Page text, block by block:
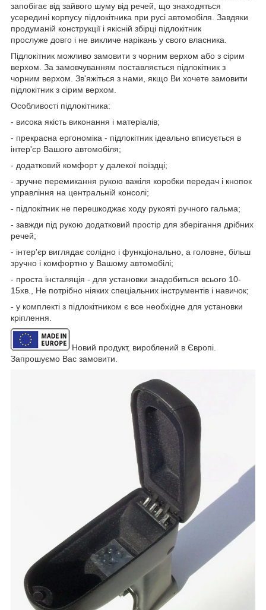
запобігає від зайвого шуму від речей, що знаходяться
усередині корпусу підлокітника при русі автомобіля. Завдяки
продуманій конструкції і якісній збірці підлокітник
прослуже довго і не викличе нарікань у свого власника.
Підлокітник можливо замовити з чорним верхом або з сірим
верхом. За замовчуванням поставляється підлокітник з
чорним верхом. Зв'яжіться з нами, якщо Ви хочете замовити
підлокітник з сірим верхом.
Особливості підлокітника:
- висока якість виконання і матеріалів;
- прекрасна ергономіка - підлокітник ідеально вписується в
інтер'єр Вашого автомобіля;
- додатковий комфорт у далекої поїздці;
- зручне перемикання рукою важіля коробки передач і кнопок
управління на центральній консолі;
- підлокітник не перешкоджає ходу рукояті ручного гальма;
- завжди під рукою додатковий простір для зберігання дрібних
речей;
- інтер'єр виглядає солідно і функціонально, а головне, більш
зручно і комфортно у Вашому автомобілі;
- проста інсталяція - для установки знадобиться всього 10-
15хв., Не потрібно ніяких спеціальних інструментів і навичок;
- у комплекті з підлокітником є все необхідне для установки
кріплення.
Новий продукт, вироблений в Європі.
Запрошуємо Вас замовити.